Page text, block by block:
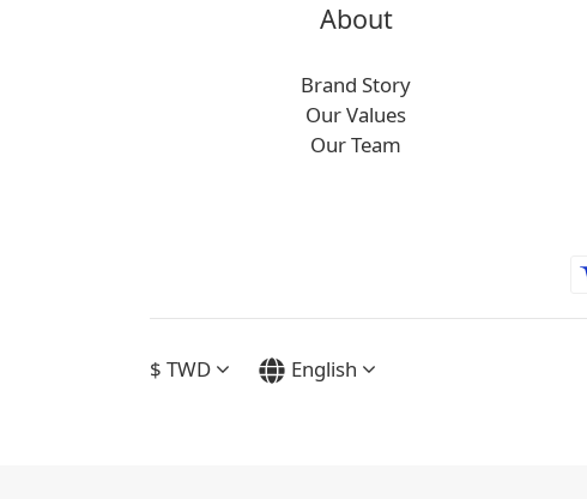
About
Brand Story
Our Values
Our Team
$ TWD English